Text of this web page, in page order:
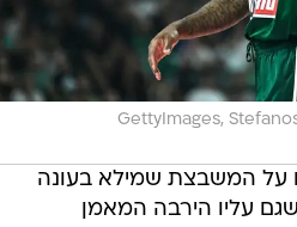
GettyImages,
על המשבצת שמילא בעונה
עליו הירבה המאמן